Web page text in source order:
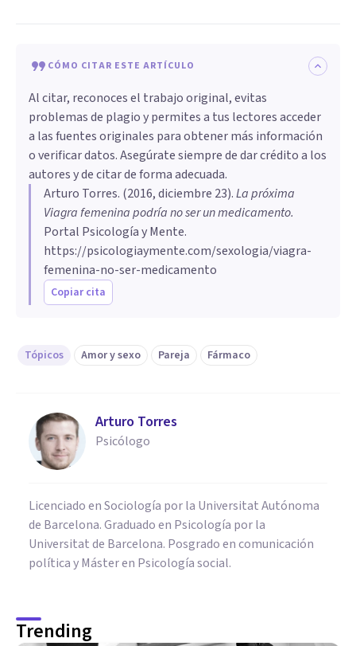
CÓMO CITAR ESTE ARTÍCULO
Al citar, reconoces el trabajo original, evitas
problemas de plagio y permites a tus lectores acceder
a las fuentes originales para obtener más información
o verificar datos. Asegúrate siempre de dar crédito a los
autores y de citar de forma adecuada.
Arturo Torres. (2016, diciembre 23).​La próxima
Viagra femenina podría no ser un medicamento.
Portal Psicología y Mente.
https://psicologiaymente.com/sexologia/viagra-
femenina-no-ser-medicamento
Copiar cita
Tópicos Amor y sexo Pareja Fármaco
Arturo Torres
Psicólogo
Licenciado en Sociología por la Universitat Autónoma
de Barcelona. Graduado en Psicología por la
Universitat de Barcelona. Posgrado en comunicación
política y Máster en Psicología social.
Trending